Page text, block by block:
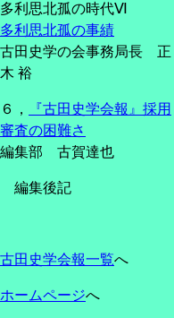
多利思北孤の時代Ⅵ
多利思北孤の事績
古田史学の会事務局長 正
木 裕
６，
『古田史学会報』採用
審査の困難さ
編集部 古賀達也
編集後記
古田史学会報一覧へ
ホームページへ